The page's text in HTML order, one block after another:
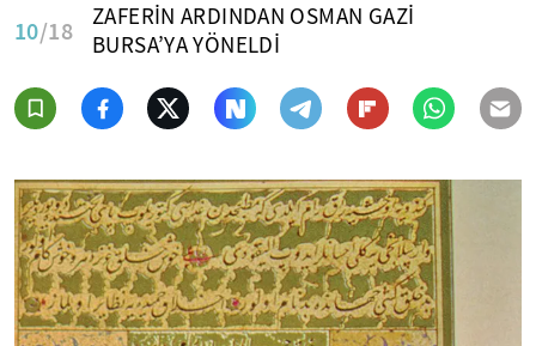
10/18
ZAFERİN ARDINDAN OSMAN GAZİ
BURSA’YA YÖNELDİ